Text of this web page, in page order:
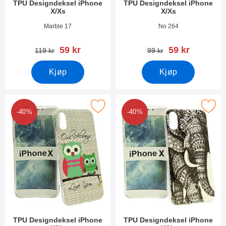
TPU Designdeksel iPhone
X/Xs
Varenummer 29432
Marble 17
gammel pris
119 kr ny pris
59 kr
Kjøp
TPU Designdeksel iPhone
X/Xs
Varenummer 24876
No 264
gammel pris
99 kr ny pris
59 kr
Kjøp
-40%
TPU Designdeksel iPhone
Merk tPU Designdeksel iPhone X/Xs som favoritt
-40%
TPU Designdeksel iPhone
Merk tPU Designdeksel